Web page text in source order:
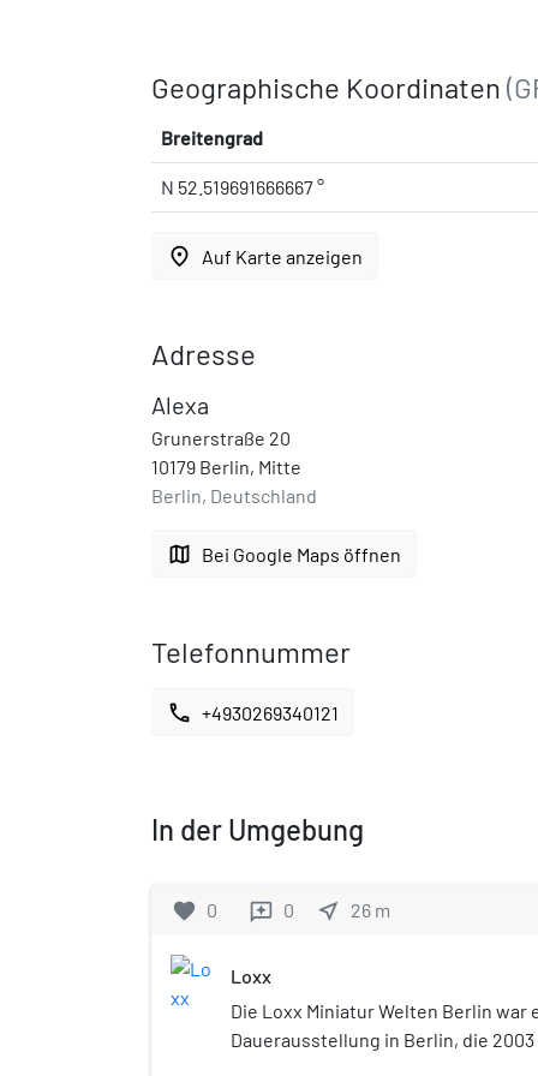
Geographische Koordinaten
Breitengrad
N 52.519691666667 °
place Auf Karte anzeigen
Adresse
Alexa
Grunerstraße 20
10179 Berlin, Mitte
Berlin, Deutschland
map Bei Google Maps öffnen
Telefonnummer
call +4930269340121
In der Umgebung
favorite 0 reviews 0 near_me 26 m
Loxx
Die Loxx Miniatur Welten Berlin war
Dauerausstellung in Berlin, die